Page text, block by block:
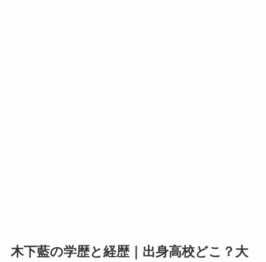
木下藍の学歴と経歴｜出身高校どこ？大